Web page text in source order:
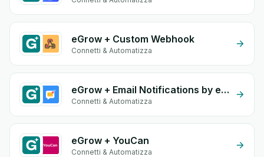
eGrow + Custom Webhook
Connetti & Automatizza
eGrow + Email Notifications by eGrow
Connetti & Automatizza
eGrow + YouCan
Connetti & Automatizza